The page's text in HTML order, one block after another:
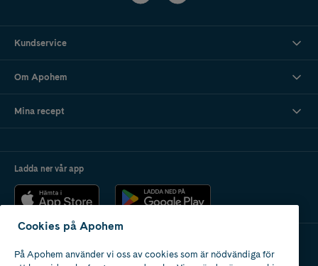
Kundservice
Om Apohem
Mina recept
Ladda ner vår app
Apotek med tillstånd
Cookies på Apohem
På Apohem använder vi oss av cookies som är nödvändiga för